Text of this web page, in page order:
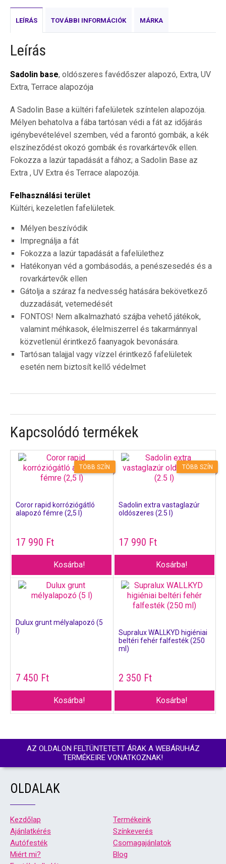
LEÍRÁS TOVÁBBI INFORMÁCIÓK MÁRKA
Leírás
Sadolin base, oldószeres favédőszer alapozó, Extra, UV
Extra, Terrace alapozója
A Sadolin Base a kültéri fafelületek színtelen alapozója.
Mélyen behatolva a fába tartósan védi a fát az időjárás
igénybevételével szemben, véd a farontó gombák, a kék
elszíneződést okozó gombák és rovarkártevők ellen.
Fokozza a lazúr tapadását a fához; a Sadolin Base az
Extra , UV Extra és Terrace alapozója.
Felhasználási terület
Kültéri, kezeletlen fafelületek.
Mélyen beszívódik
Impregnálja a fát
Fokozza a lazúr tapadását a fafelülethez
Hatékonyan véd a gombásodás, a penészesedés és a
rovarkártevők ellen
Gátolja a száraz fa nedvesség hatására bekövetkező
duzzadását, vetemedését
FONTOS! Nem alkalmazható szájba vehető játékok,
valamint méhkasok, élelmiszerrel és takarmánnyal
közvetlenül érintkező faanyagok bevonására.
Tartósan talajjal vagy vízzel érintkező fafelületek
esetén nem biztosít kellő védelmet
Kapcsolódó termékek
TÖBB SZÍN
Coror rapid korróziógátló
alapozó fémre (2,5 l)
17 990 Ft
Kosárba!
TÖBB SZÍN
Sadolin extra vastaglazúr
oldószeres (2.5 l)
17 990 Ft
Kosárba!
Dulux grunt mélyalapozó (5
l)
7 450 Ft
Kosárba!
Supralux WALLKYD higiéniai
beltéri fehér falfesték (250
ml)
2 350 Ft
Kosárba!
AZ OLDALON FELTÜNTETETT ÁRAK A WEBÁRUHÁZ
TERMÉKEIRE VONATKOZNAK!
OLDALAK
Kezdőlap
Termékeink
Ajánlatkérés
Színkeverés
Autófesték
Csomagajánlatok
Miért mi?
Blog